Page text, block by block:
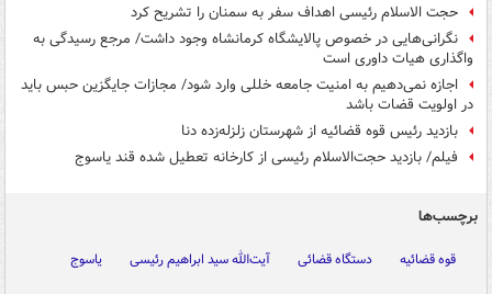
حجت الاسلام رئیسی اهداف سفر به سمنان را تشریح کرد
نگرانی‌هایی در خصوص پالایشگاه کرمانشاه وجود داشت/ مرجع رسیدگی به
واگذاری هیات داوری است
اجازه نمی‌دهیم به امنیت جامعه خللی وارد شود/‌ مجازات جایگزین حبس باید
در اولویت قضات باشد
بازدید رئیس قوه قضائیه از شهرستان زلزله‌زده دنا
فیلم/ بازدید حجت‌الاسلام رئیسی از کارخانه تعطیل شده قند یاسوج
برچسب‌ها
قوه قضائیه دستگاه قضائی آیت‌الله سید ابراهیم رئیسی یاسوج